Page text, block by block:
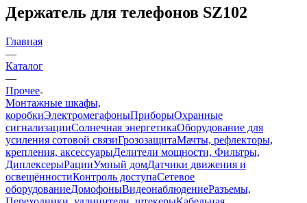
Держатель для телефонов SZ102
Главная
—
Каталог
—
Прочее
Монтажные шкафы,
коробкиЭлектромегафоныПриборыОхранные
сигнализацииСолнечная энергетикаОборудование для
усиления сотовой связиГрозозащитаМачты, рефлекторы,
крепления, аксессуарыДелители мощности, Фильтры,
ДиплексерыРацииУмный домДатчики движения и
освещённостиКонтроль доступаСетевое
оборудованиеДомофоныВидеонаблюдениеРазъемы,